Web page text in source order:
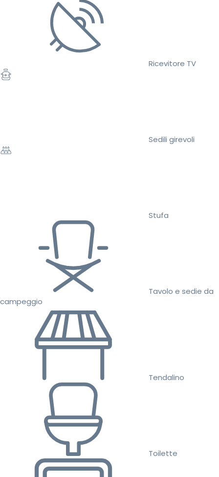
Ricevitore TV
Sedili girevoli
Stufa
Tavolo e sedie da
campeggio
Tendalino
Toilette